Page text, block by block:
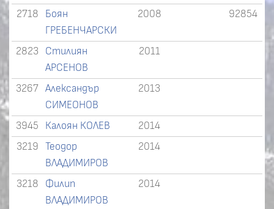
2718
Боян
ГРЕБЕНЧАРСКИ
2008 92854
2823
Стилиян
АРСЕНОВ
2011
3267
Александър
СИМЕОНОВ
2013
3945 Калоян КОЛЕВ
2014
3219
Теодор
ВЛАДИМИРОВ
2014
3218
Филип
ВЛАДИМИРОВ
2014